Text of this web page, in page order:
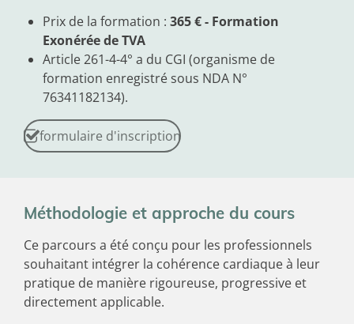
Prix de la formation : 365 € - Formation
Exonérée de TVA
Article 261-4-4° a du CGI (organisme de
formation enregistré sous NDA N°
76341182134).
formulaire d'inscription
Méthodologie et approche du cours
Ce parcours a été conçu pour les professionnels
souhaitant intégrer la cohérence cardiaque à leur
pratique de manière rigoureuse, progressive et
directement applicable.